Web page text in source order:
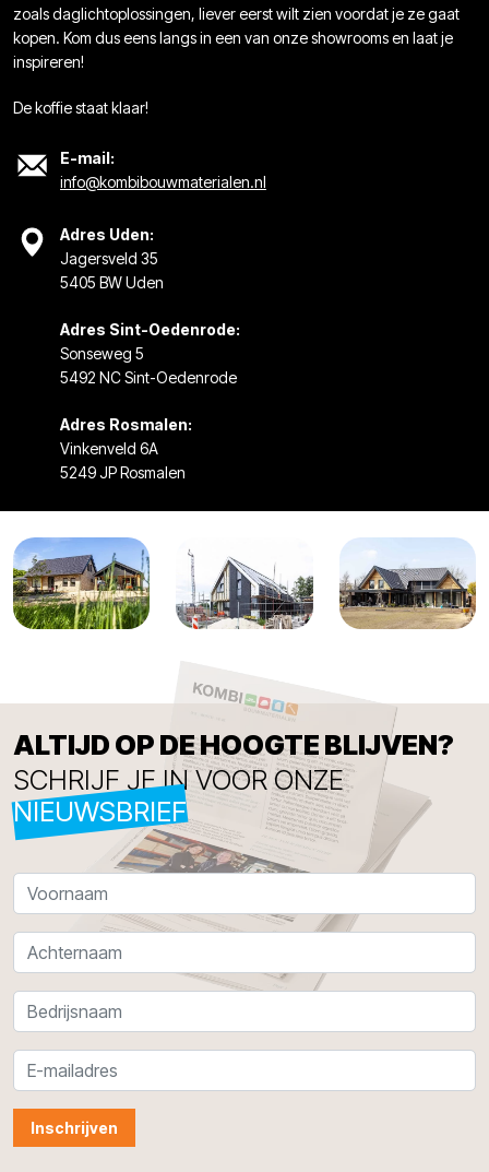
zoals daglichtoplossingen, liever eerst wilt zien voordat je ze gaat
kopen. Kom dus eens langs in een van onze showrooms en laat je
inspireren!
De koffie staat klaar!
E-mail:
info@kombibouwmaterialen.nl
Adres Uden:
Jagersveld 35
5405 BW Uden
Adres Sint-Oedenrode:
Sonseweg 5
5492 NC Sint-Oedenrode
Adres Rosmalen:
Vinkenveld 6A
5249 JP Rosmalen
ALTIJD OP DE HOOGTE BLIJVEN?
SCHRIJF JE IN VOOR ONZE
NIEUWSBRIEF
Inschrijven